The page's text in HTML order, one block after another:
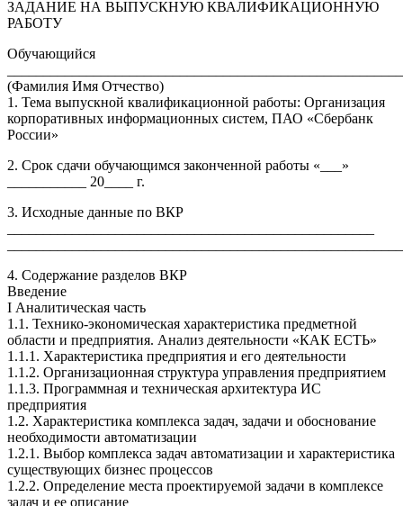
ЗАДАНИЕ НА ВЫПУСКНУЮ КВАЛИФИКАЦИОННУЮ
РАБОТУ
Обучающийся
(Фамилия Имя Отчество)
1. Тема выпускной квалификационной работы: Организация
корпоративных информационных систем, ПАО «Сбербанк
России»
2. Срок сдачи обучающимся законченной работы «___»
___________ 20____ г.
3. Исходные данные по ВКР
4. Содержание разделов ВКР
Введение
I Аналитическая часть
1.1. Технико-экономическая характеристика предметной
области и предприятия. Анализ деятельности «КАК ЕСТЬ»
1.1.1. Характеристика предприятия и его деятельности
1.1.2. Организационная структура управления предприятием
1.1.3. Программная и техническая архитектура ИС
предприятия
1.2. Характеристика комплекса задач, задачи и обоснование
необходимости автоматизации
1.2.1. Выбор комплекса задач автоматизации и характеристика
существующих бизнес процессов
1.2.2. Определение места проектируемой задачи в комплексе
задач и ее описание